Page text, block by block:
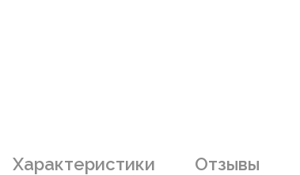
Характеристики Отзывы